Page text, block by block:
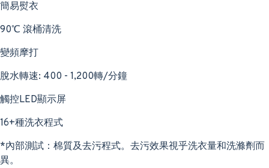
簡易熨衣
90℃ 滾桶清洗
變頻摩打
脫水轉速: 400 - 1,200轉/分鐘
觸控LED顯示屏
16+種洗衣程式
*內部測試：棉質及去污程式。去污效果視乎洗衣量和洗滌劑而
異。